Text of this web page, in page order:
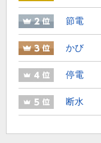
節電
かび
停電
断水